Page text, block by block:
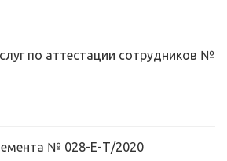
по аттестации сотрудников №
№ 028-Е-Т/2020